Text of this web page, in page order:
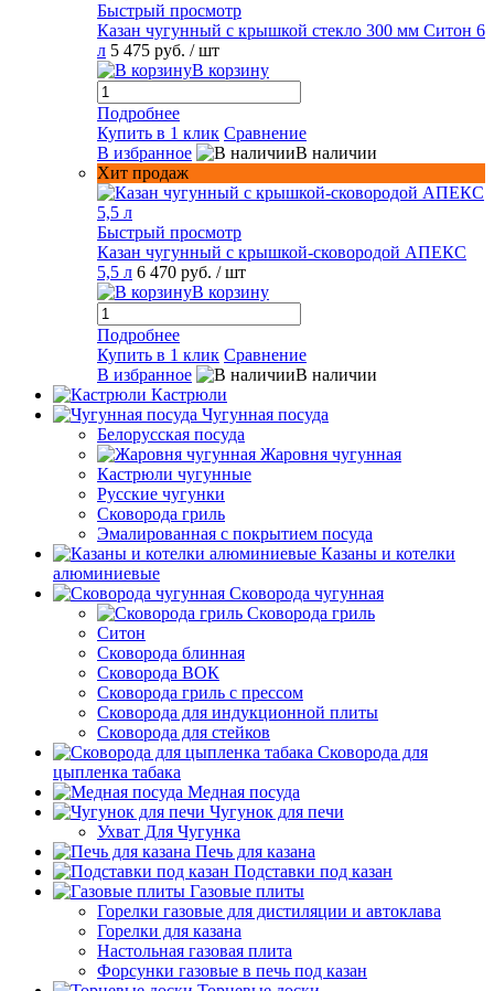
Быстрый просмотр
Казан чугунный с крышкой стекло 300 мм Ситон 6
л 5 475 руб. / шт
В корзину
Подробнее
Купить в 1 клик Сравнение
В избранное
В наличии
Хит продаж
Быстрый просмотр
Казан чугунный с крышкой-сковородой АПЕКС
5,5 л 6 470 руб. / шт
В корзину
Подробнее
Купить в 1 клик Сравнение
В избранное
В наличии
Кастрюли
Чугунная посуда
Белорусская посуда
Жаровня чугунная
Кастрюли чугунные
Русские чугунки
Сковорода гриль
Эмалированная с покрытием посуда
Казаны и котелки
алюминиевые
Сковорода чугунная
Сковорода гриль
Ситон
Сковорода блинная
Сковорода ВОК
Сковорода гриль с прессом
Сковорода для индукционной плиты
Сковорода для стейков
Сковорода для
цыпленка табака
Медная посуда
Чугунок для печи
Ухват Для Чугунка
Печь для казана
Подставки под казан
Газовые плиты
Горелки газовые для дистиляции и автоклава
Горелки для казана
Настольная газовая плита
Форсунки газовые в печь под казан